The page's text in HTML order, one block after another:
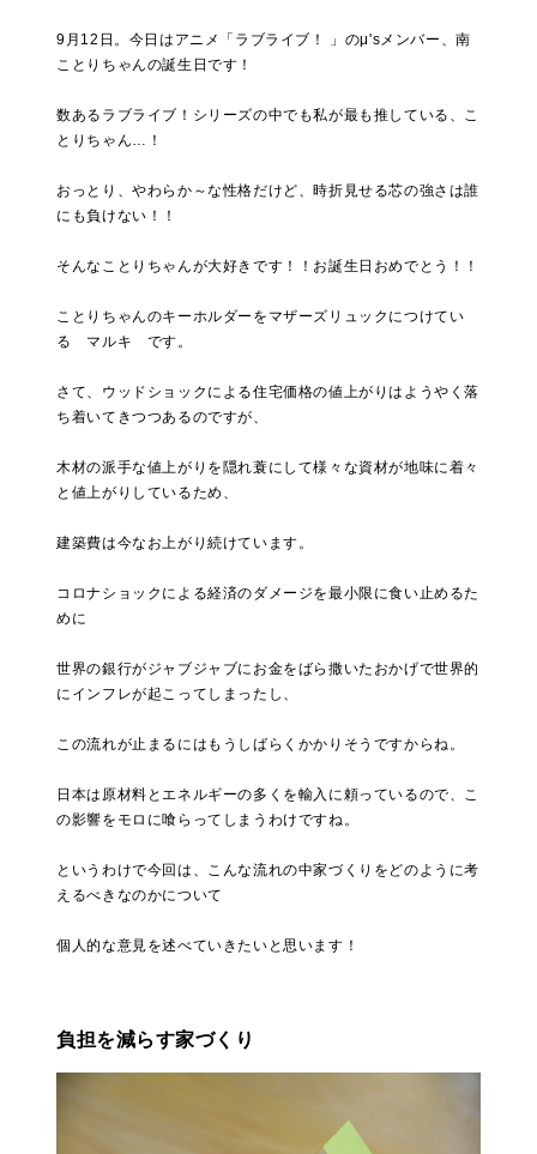
9月12日。今日はアニメ「ラブライブ！ 」のμ'sメンバー、南
ことりちゃんの誕生日です！
数あるラブライブ！シリーズの中でも私が最も推している、こ
とりちゃん…！
おっとり、やわらか～な性格だけど、時折見せる芯の強さは誰
にも負けない！！
そんなことりちゃんが大好きです！！お誕生日おめでとう！！
ことりちゃんのキーホルダーをマザーズリュックにつけてい
る マルキ です。
さて、ウッドショックによる住宅価格の値上がりはようやく落
ち着いてきつつあるのですが、
木材の派手な値上がりを隠れ蓑にして様々な資材が地味に着々
と値上がりしているため、
建築費は今なお上がり続けています。
コロナショックによる経済のダメージを最小限に食い止めるた
めに
世界の銀行がジャブジャブにお金をばら撒いたおかげで世界的
にインフレが起こってしまったし、
この流れが止まるにはもうしばらくかかりそうですからね。
日本は原材料とエネルギーの多くを輸入に頼っているので、こ
の影響をモロに喰らってしまうわけですね。
というわけで今回は、こんな流れの中家づくりをどのように考
えるべきなのかについて
個人的な意見を述べていきたいと思います！
負担を減らす家づくり